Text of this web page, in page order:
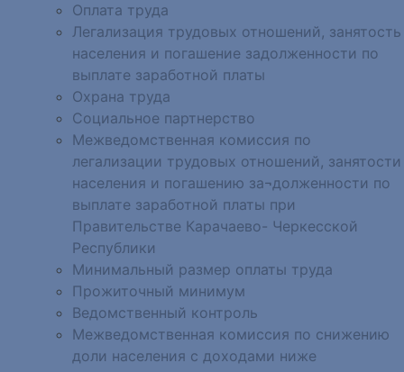
Оплата труда
Легализация трудовых отношений, занятость
населения и погашение задолженности по
выплате заработной платы
Охрана труда
Социальное партнерство
Межведомственная комиссия по
легализации трудовых отношений, занятости
населения и погашению за¬долженности по
выплате заработной платы при
Правительстве Карачаево- Черкесской
Республики
Минимальный размер оплаты труда
Прожиточный минимум
Ведомственный контроль
Межведомственная комиссия по снижению
доли населения с доходами ниже